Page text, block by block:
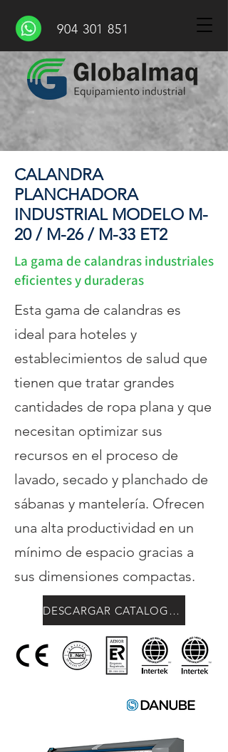
904 301 851
CALANDRA
PLANCHADORA
INDUSTRIAL MODELO M-
20 / M-26 / M-33 ET2
La gama de calandras industriales
eficientes y duraderas
Esta gama de calandras es
ideal para hoteles y
establecimientos de salud que
tienen que tratar grandes
cantidades de ropa plana y que
necesitan optimizar sus
recursos en el proceso de
lavado, secado y planchado de
sábanas y mantelería. Ofrecen
una alta productividad en un
mínimo de espacio gracias a
sus dimensiones compactas.
DESCARGAR CATALOGO M 20-26-33